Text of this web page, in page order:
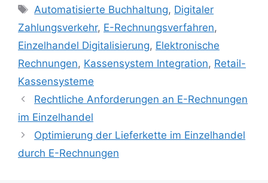
Schlagwörter
Automatisierte Buchhaltung, Digitaler
Zahlungsverkehr, E-Rechnungsverfahren,
Einzelhandel Digitalisierung, Elektronische
Rechnungen, Kassensystem Integration, Retail-
Kassensysteme
Rechtliche Anforderungen an E-Rechnungen
im Einzelhandel
Optimierung der Lieferkette im Einzelhandel
durch E-Rechnungen